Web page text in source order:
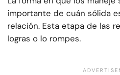
importante de cuán sólida
relación. Esta etapa de las
logras o lo rompes.